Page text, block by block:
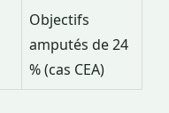
Objectifs
amputés de 24
% (cas CEA)